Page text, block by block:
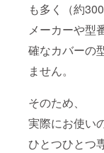
も多く（約
メーカーや型
確なカバーの
ません。
そのため、
実際にお使い
ひとつひとつ